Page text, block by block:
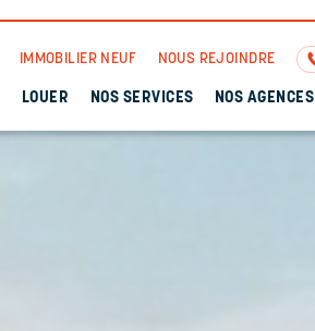
IMMOBILIER NEUF NOUS REJOINDRE
LOUER NOS SERVICES NOS AGENCES